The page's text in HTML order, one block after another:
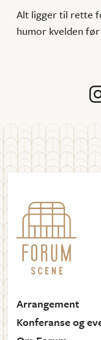
Alt ligger til rette
humor kvelden
Arrangement
Konferanse og